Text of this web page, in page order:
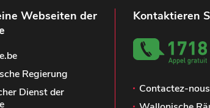
Webseiten der
Regierung
Dienst der
Kontaktieren
Contactez-